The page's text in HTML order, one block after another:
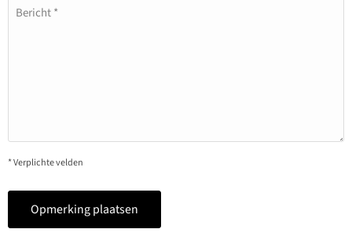
Bericht *
* Verplichte velden
Opmerking plaatsen